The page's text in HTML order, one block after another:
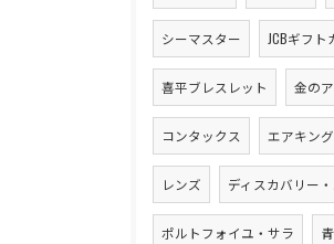
シーマスター JCBギフト
喜平ブレスレット 金の
コンタックス エアキング
レンズ ディスカバリー
ポルトフォイユ・サラ